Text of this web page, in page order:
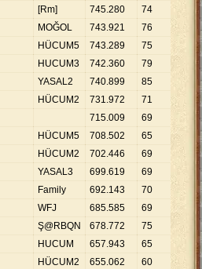
[Rm] 745.280 74
MOĞOL 743.921 76 9
HÜCUM5 743.289 75 9
911
HUCUM3 742.360 79
YASAL2 740.899 85 8.
HÜCUM2 731.972 71
715.009 69 10
HÜCUM5 708.502 65
HÜCUM2 702.446 69 10
YASAL3 699.619 69
Family 692.143 70 9
WFJ 685.585 69 9
Ş@RBQN 678.772 75 9
HUCUM 657.943 65
HÜCUM2 655.062 60 10